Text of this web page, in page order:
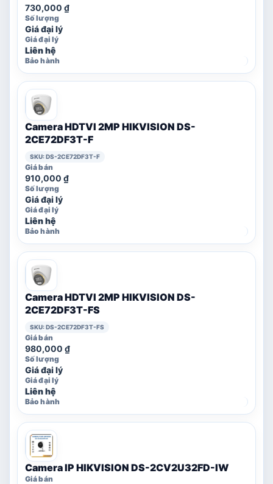
730,000 ₫
Giá đại lý
Liên hệ
Camera HDTVI 2MP HIKVISION DS-
2CE72DF3T-F
SKU: DS-2CE72DF3T-F
910,000 ₫
Giá đại lý
Liên hệ
Camera HDTVI 2MP HIKVISION DS-
2CE72DF3T-FS
SKU: DS-2CE72DF3T-FS
980,000 ₫
Giá đại lý
Liên hệ
Camera IP HIKVISION DS-2CV2U32FD-IW